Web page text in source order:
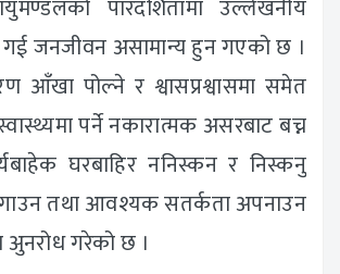
पारदर्शितामा उल्लेखनीय
जनजीवन असामान्य हुन गएको छ ।
आँखा पोल्ने र श्वासप्रश्वासमा समेत
पर्ने नकारात्मक असरबाट बच्न
घरबाहिर ननिस्कन र निस्कनु
तथा आवश्यक सतर्कता अपनाउन
गरेको छ ।